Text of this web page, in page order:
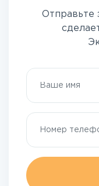
Отправьте